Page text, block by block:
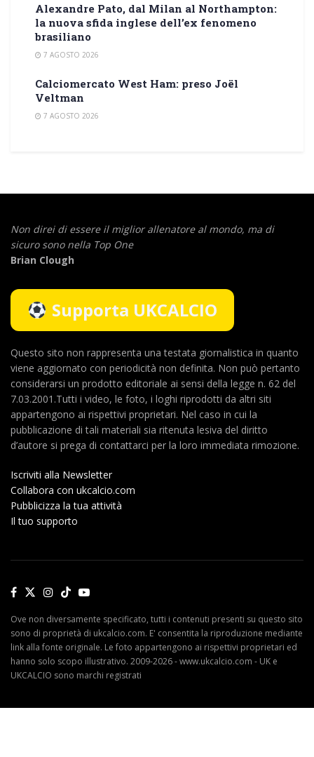
Alexandre Pato, dal Milan al Northampton:
la nuova sfida inglese dell’ex fenomeno
brasiliano
7 AGOSTO 2026
Calciomercato West Ham: preso Joël
Veltman
7 AGOSTO 2026
Non direi di essere il miglior allenatore al mondo, ma di
sicuro sono nella Top One
Brian Clough
Supporta UKCALCIO
Questo sito non rappresenta una testata giornalistica in quanto
viene aggiornato con periodicità non definita. Non può pertanto
considerarsi un prodotto editoriale ai sensi della legge n. 62 del
7.03.2001.Tutti i video, le foto, i loghi riprodotti da altri siti
appartengono ai rispettivi proprietari. Nel caso in cui la
pubblicazione di tali materiali sia ritenuta lesiva del diritto
d’autore si prega di contattarci per la loro immediata rimozione.
Iscriviti alla Newsletter
Collabora con ukcalcio.com
Pubblicizza la tua attività
Il tuo supporto
Ove non diversamente specificato, tutti i contenuti presenti su questo sito
sono di proprietà di ukcalcio.com. E' consentita la riproduzione mediante
link alla fonte originale. Le foto appartengono ai rispettivi proprietari ed
hanno solo scopo illustrativo. 2009-2026 - www.ukcalcio.com - UK e
UKCALCIO sono marchi registrati